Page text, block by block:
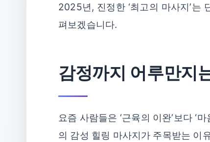
2025년, 진정한 ‘최고의 마사지’는
펴보겠습니다.
감정까지 어루만지
요즘 사람들은 ‘근육의 이완’보다 ‘
의 감성 힐링 마사지가 주목받는 이